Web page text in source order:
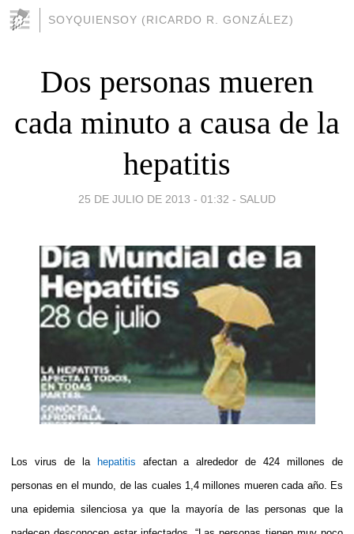
SOYQUIENSOY (RICARDO R. GONZÁLEZ)
Dos personas mueren
cada minuto a causa de la
hepatitis
25 DE JULIO DE 2013 - 01:32 - SALUD
Los virus de la hepatitis afectan a alrededor de 424 millones de
personas en el mundo, de las cuales 1,4 millones mueren cada año. Es
una epidemia silenciosa ya que la mayoría de las personas que la